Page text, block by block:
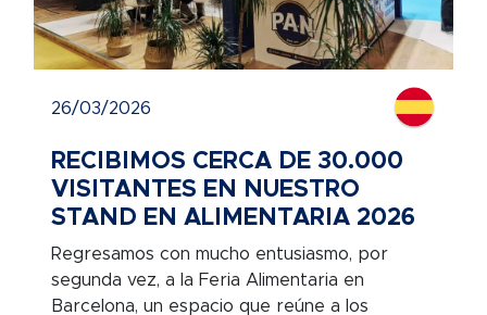
26/03/2026
RECIBIMOS CERCA DE 30.000
VISITANTES EN NUESTRO
STAND EN ALIMENTARIA 2026
Regresamos con mucho entusiasmo, por
segunda vez, a la Feria Alimentaria en
Barcelona, un espacio que reúne a los